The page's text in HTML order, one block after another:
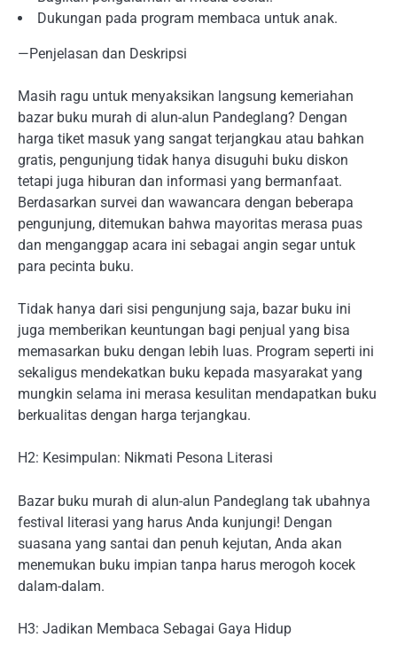
Dukungan pada program membaca untuk anak.
—Penjelasan dan Deskripsi
Masih ragu untuk menyaksikan langsung kemeriahan
bazar buku murah di alun-alun Pandeglang? Dengan
harga tiket masuk yang sangat terjangkau atau bahkan
gratis, pengunjung tidak hanya disuguhi buku diskon
tetapi juga hiburan dan informasi yang bermanfaat.
Berdasarkan survei dan wawancara dengan beberapa
pengunjung, ditemukan bahwa mayoritas merasa puas
dan menganggap acara ini sebagai angin segar untuk
para pecinta buku.
Tidak hanya dari sisi pengunjung saja, bazar buku ini
juga memberikan keuntungan bagi penjual yang bisa
memasarkan buku dengan lebih luas. Program seperti ini
sekaligus mendekatkan buku kepada masyarakat yang
mungkin selama ini merasa kesulitan mendapatkan buku
berkualitas dengan harga terjangkau.
H2: Kesimpulan: Nikmati Pesona Literasi
Bazar buku murah di alun-alun Pandeglang tak ubahnya
festival literasi yang harus Anda kunjungi! Dengan
suasana yang santai dan penuh kejutan, Anda akan
menemukan buku impian tanpa harus merogoh kocek
dalam-dalam.
H3: Jadikan Membaca Sebagai Gaya Hidup